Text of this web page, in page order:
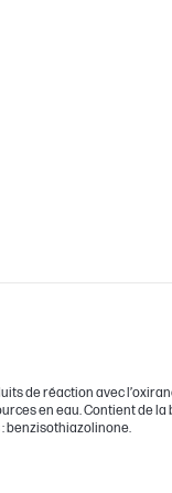
de réaction avec
en eau. Contient de la
benzisothiazolinone.